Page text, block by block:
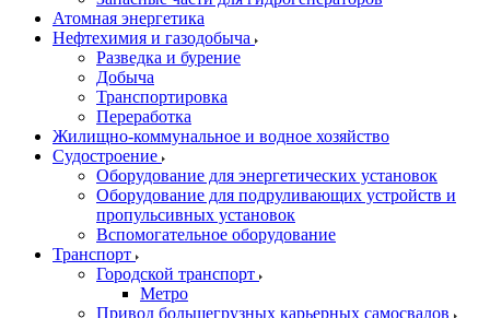
Атомная энергетика
Нефтехимия и газодобыча
Разведка и бурение
Добыча
Транспортировка
Переработка
Жилищно-коммунальное и водное хозяйство
Судостроение
Оборудование для энергетических установок
Оборудование для подруливающих устройств и
пропульсивных установок
Вспомогательное оборудование
Транспорт
Городской транспорт
Метро
Привод большегрузных карьерных самосвалов